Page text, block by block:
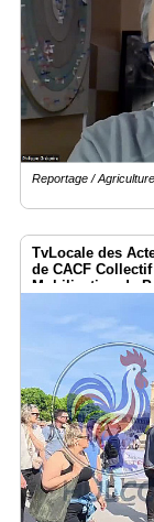
Reportage /
TvLocale des
de CACF
Mobilisation de